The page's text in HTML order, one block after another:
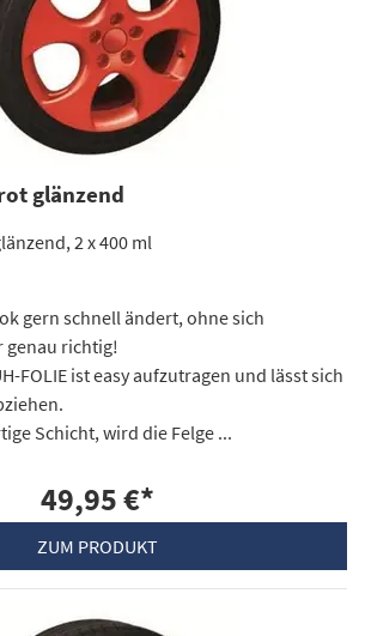
glänzend
2 x 400 ml
gern schnell ändert, ohne sich
genau richtig!
FOLIE ist easy aufzutragen und lässt sich
Schicht, wird die Felge ...
49,95 €*
ZUM PRODUKT